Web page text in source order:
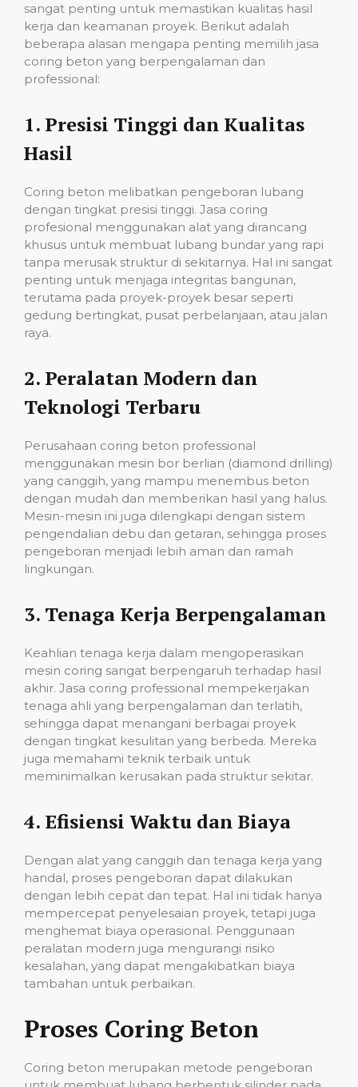
sangat penting untuk memastikan kualitas hasil
kerja dan keamanan proyek. Berikut adalah
beberapa alasan mengapa penting memilih jasa
coring beton yang berpengalaman dan
professional:
1. Presisi Tinggi dan Kualitas
Hasil
Coring beton melibatkan pengeboran lubang
dengan tingkat presisi tinggi. Jasa coring
profesional menggunakan alat yang dirancang
khusus untuk membuat lubang bundar yang rapi
tanpa merusak struktur di sekitarnya. Hal ini sangat
penting untuk menjaga integritas bangunan,
terutama pada proyek-proyek besar seperti
gedung bertingkat, pusat perbelanjaan, atau jalan
raya.
2. Peralatan Modern dan
Teknologi Terbaru
Perusahaan coring beton professional
menggunakan mesin bor berlian (diamond drilling)
yang canggih, yang mampu menembus beton
dengan mudah dan memberikan hasil yang halus.
Mesin-mesin ini juga dilengkapi dengan sistem
pengendalian debu dan getaran, sehingga proses
pengeboran menjadi lebih aman dan ramah
lingkungan.
3. Tenaga Kerja Berpengalaman
Keahlian tenaga kerja dalam mengoperasikan
mesin coring sangat berpengaruh terhadap hasil
akhir. Jasa coring professional mempekerjakan
tenaga ahli yang berpengalaman dan terlatih,
sehingga dapat menangani berbagai proyek
dengan tingkat kesulitan yang berbeda. Mereka
juga memahami teknik terbaik untuk
meminimalkan kerusakan pada struktur sekitar.
4. Efisiensi Waktu dan Biaya
Dengan alat yang canggih dan tenaga kerja yang
handal, proses pengeboran dapat dilakukan
dengan lebih cepat dan tepat. Hal ini tidak hanya
mempercepat penyelesaian proyek, tetapi juga
menghemat biaya operasional. Penggunaan
peralatan modern juga mengurangi risiko
kesalahan, yang dapat mengakibatkan biaya
tambahan untuk perbaikan.
Proses Coring Beton
Coring beton merupakan metode pengeboran